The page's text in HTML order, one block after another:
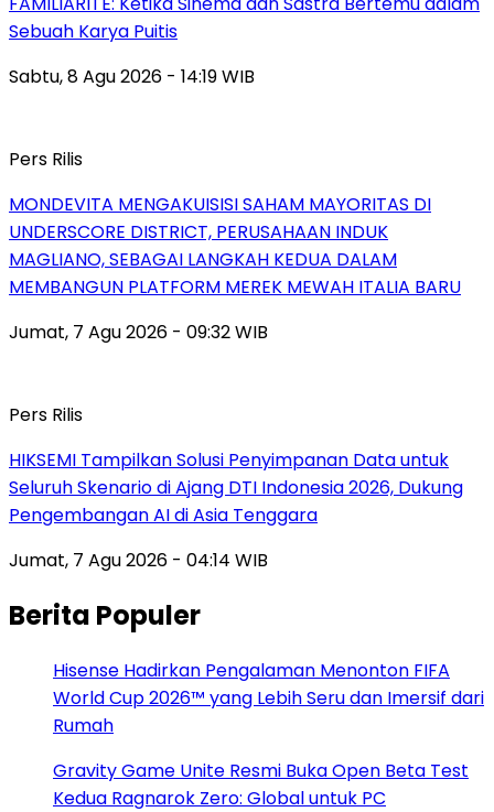
Sebuah Karya Puitis
Sabtu, 8 Agu 2026 - 14:19 WIB
Pers Rilis
MONDEVITA MENGAKUISISI SAHAM MAYORITAS DI
UNDERSCORE DISTRICT, PERUSAHAAN INDUK
MAGLIANO, SEBAGAI LANGKAH KEDUA DALAM
MEMBANGUN PLATFORM MEREK MEWAH ITALIA BARU
Jumat, 7 Agu 2026 - 09:32 WIB
Pers Rilis
HIKSEMI Tampilkan Solusi Penyimpanan Data untuk
Seluruh Skenario di Ajang DTI Indonesia 2026, Dukung
Pengembangan AI di Asia Tenggara
Jumat, 7 Agu 2026 - 04:14 WIB
Berita Populer
Hisense Hadirkan Pengalaman Menonton FIFA
World Cup 2026™ yang Lebih Seru dan Imersif dari
Rumah
Gravity Game Unite Resmi Buka Open Beta Test
Kedua Ragnarok Zero: Global untuk PC